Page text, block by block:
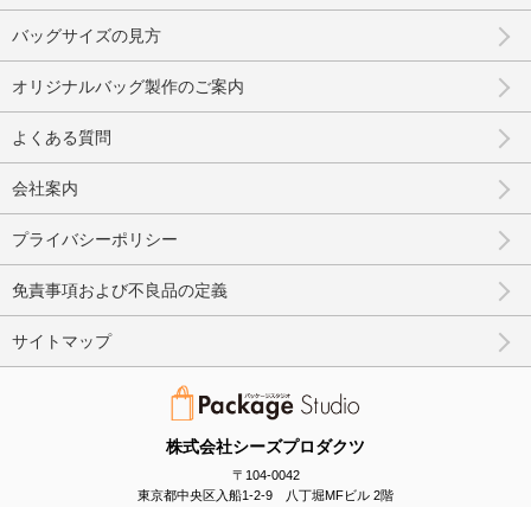
株式会社シーズプロダクツ
〒104-0042
東京都中央区入船1-2-9 八丁堀MFビル 2階
バッグサイズの見方
オリジナルバッグ製作のご案内
よくある質問
会社案内
プライバシーポリシー
免責事項および不良品の定義
サイトマップ